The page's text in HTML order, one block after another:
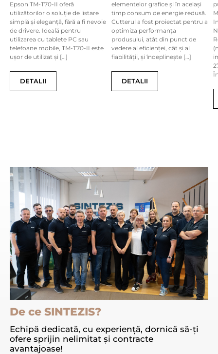
Epson TM-T70-II oferă
utilizătorilor o soluție de listare
simplă și eleganță, fără a fi nevoie
de drivere. Ideală pentru
utilizarea cu tablete PC sau
telefoane mobile, TM-T70-II este
ușor de utilizat și […]
DETALII
elementelor grafice și în același
timp consum de energie redusă.
Cutterul a fost proiectat pentru a
optimiza performanța
produsului, atât din punct de
vedere al eficienței, cât și al
fiabilității, și îndeplinește […]
DETALII
De ce SINTEZIS?
Echipă dedicată, cu experiență, dornică să-ți
ofere sprijin nelimitat și contracte
avantajoase!